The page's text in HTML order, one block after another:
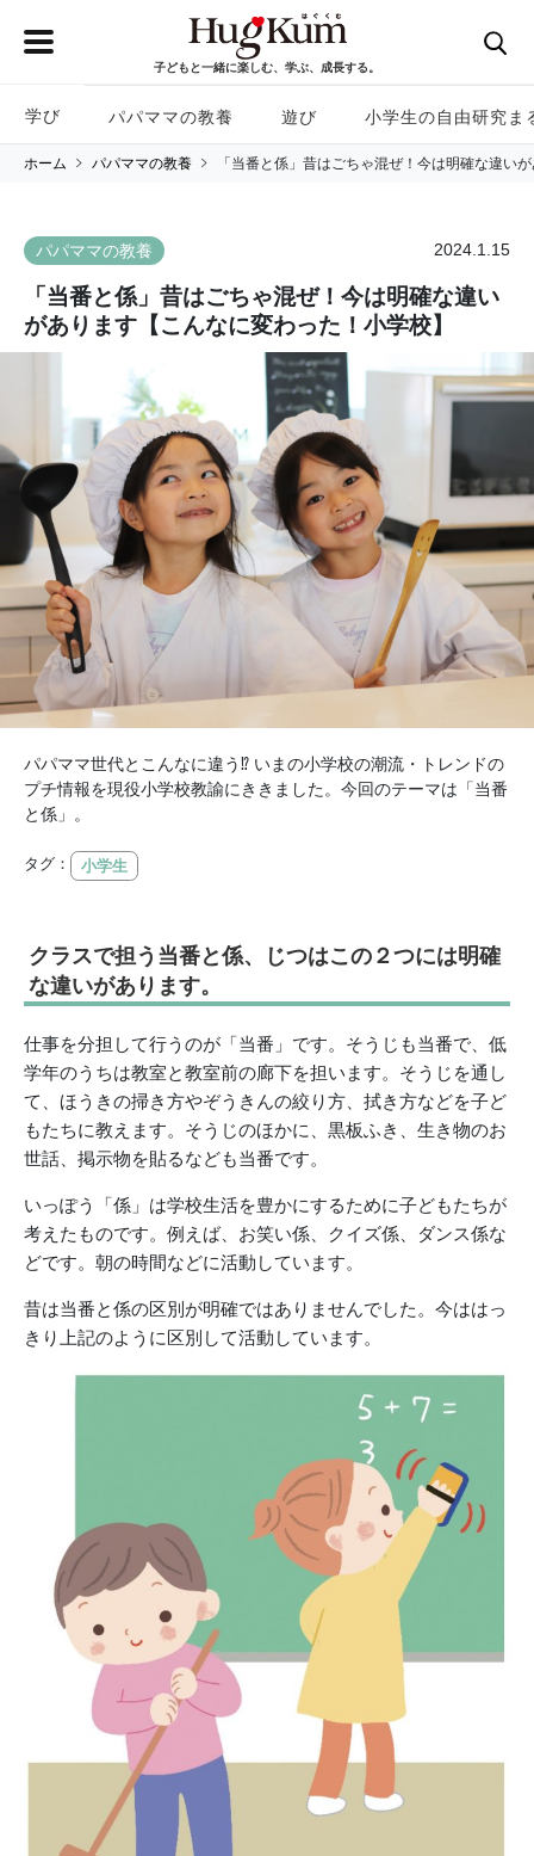
子どもと一緒に楽しむ、学ぶ、成長する。
学び パパママの教養 遊び 小学生の自由研究ま
ホーム パパママの教養 「当番と係」昔はごちゃ混ぜ！今は明確な違い
パパママの教養 2024.1.15
「当番と係」昔はごちゃ混ぜ！今は明確な違い
があります【こんなに変わった！小学校】
パパママ世代とこんなに違う⁉ いまの小学校の潮流・トレンドの
プチ情報を現役小学校教諭にききました。今回のテーマは「当番
と係」。
タグ： 小学生
クラスで担う当番と係、じつはこの２つには明確
な違いがあります。
仕事を分担して行うのが「当番」です。そうじも当番で、低
学年のうちは教室と教室前の廊下を担います。そうじを通し
て、ほうきの掃き方やぞうきんの絞り方、拭き方などを子ど
もたちに教えます。そうじのほかに、黒板ふき、生き物のお
世話、掲示物を貼るなども当番です。
いっぽう「係」は学校生活を豊かにするために子どもたちが
考えたものです。例えば、お笑い係、クイズ係、ダンス係な
どです。朝の時間などに活動しています。
昔は当番と係の区別が明確ではありませんでした。今ははっ
きり上記のように区別して活動しています。